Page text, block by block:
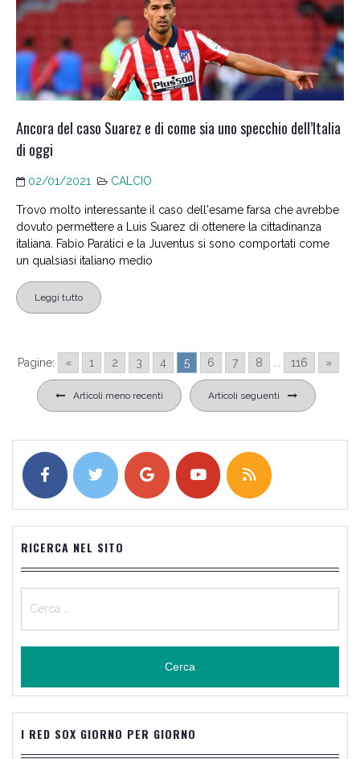
Ancora del caso Suarez e di come sia uno specchio dell’Italia
di oggi
02/01/2021 CALCIO
Trovo molto interessante il caso dell'esame farsa che avrebbe
dovuto permettere a Luis Suarez di ottenere la cittadinanza
italiana. Fabio Paratici e la Juventus si sono comportati come
un qualsiasi italiano medio
Leggi tutto
Pagine: « 1 2 3 4 5 6 7 8 116 »
Navigazione
articoli
Articoli meno recenti Articoli seguenti
RICERCA NEL SITO
per:
I RED SOX GIORNO PER GIORNO